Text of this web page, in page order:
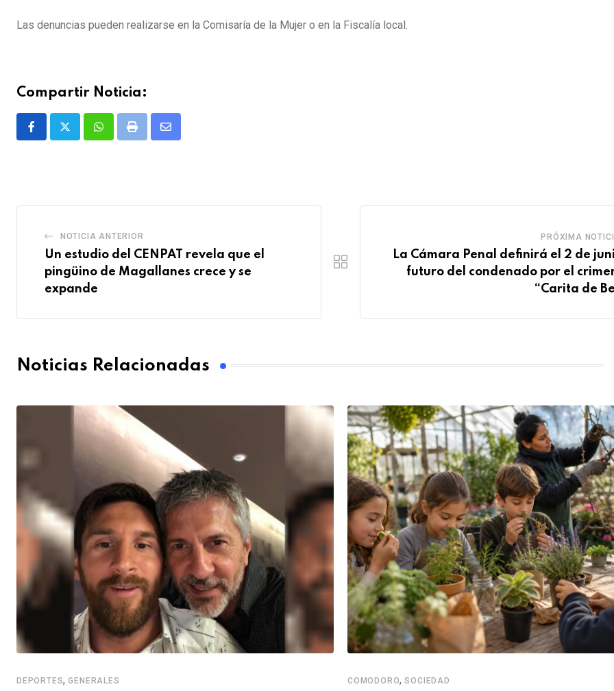
Las denuncias pueden realizarse en la Comisaría de la Mujer o en la Fiscalía local.
Compartir Noticia:
WhatsappPrint
Share
NOTICIA ANTERIOR
Un estudio del CENPAT revela que el
pingüino de Magallanes crece y se
expande
PRÓXIMA
La Cámara Penal definirá el 2 de
futuro del condenado por el
“Carita de
Noticias Relacionadas
DEPORTES,GENERALES COMODORO,SOCIEDAD